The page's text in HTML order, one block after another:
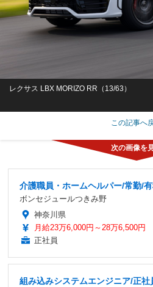
レクサス LBX MORIZO RR（13/63）
この記事へ
介護職員・ホームヘルパー/常勤/
ボンセジュールつきみ野
神奈川県
月給23万6,000円～28万6,500円
正社員
組み込みシステムエンジニア/正社